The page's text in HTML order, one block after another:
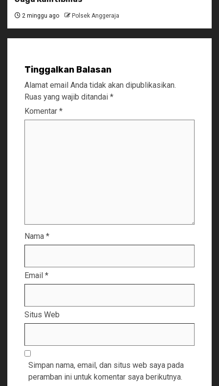
2 minggu ago Polsek Anggeraja
Tinggalkan Balasan
Alamat email Anda tidak akan dipublikasikan.
Ruas yang wajib ditandai *
Komentar *
Nama *
Email *
Situs Web
Simpan nama, email, dan situs web saya pada
peramban ini untuk komentar saya berikutnya.